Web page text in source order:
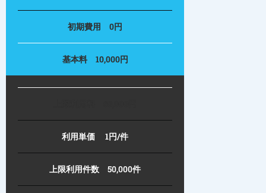
初期費用 0円
基本料 10,000円
利用単価 1円/件
上限利用件数 50,000件